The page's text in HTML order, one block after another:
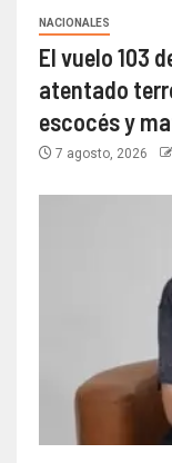
NACIONALES
El vuelo 103
atentado
escocés y
7 agosto, 2026